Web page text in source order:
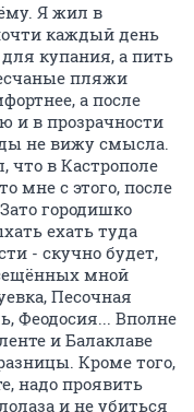
Я жил в
каждый день
купания, а пить
пляжи
а после
и в прозрачности
не вижу смысла.
что в Кастрополе
мне с этого, после
городишко
ехать туда
- скучно будет,
мной
Песочная
Феодосия... Вполне
и Балаклаве
Кроме того,
надо проявить
и не убиться